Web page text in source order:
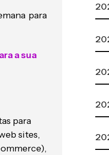
para
a sua
para
sites,